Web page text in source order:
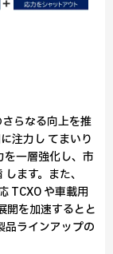
らなる向上を推
注⼒し てまいり
を⼀層強化し、市
ます。また、
TCXO や⾞載⽤
開を加速するとと
品ラインアップの